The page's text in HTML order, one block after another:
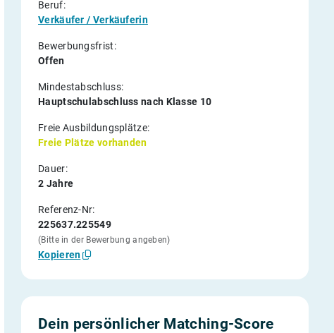
Beruf:
Verkäufer / Verkäuferin
Bewerbungsfrist:
Offen
Mindestabschluss:
Hauptschulabschluss nach Klasse 10
Freie Ausbildungsplätze:
Freie Plätze vorhanden
Dauer:
2 Jahre
Referenz-Nr:
225637.225549
(Bitte in der Bewerbung angeben)
Kopieren
Dein persönlicher Matching-Score